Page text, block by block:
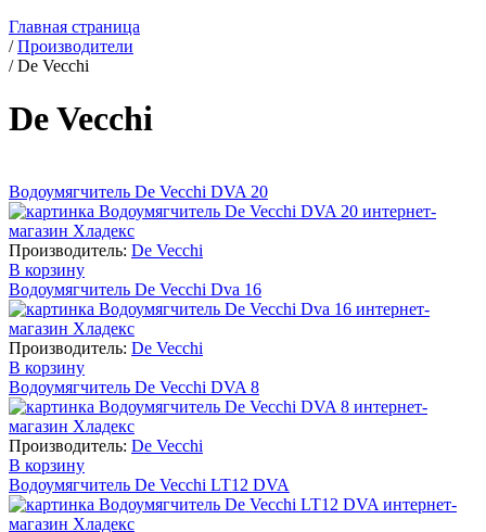
Главная страница
/Производители
/De Vecchi
De Vecchi
Водоумягчитель De Vecchi DVA 20
Производитель: De Vecchi
В корзину
Водоумягчитель De Vecchi Dva 16
Производитель: De Vecchi
В корзину
Водоумягчитель De Vecchi DVA 8
Производитель: De Vecchi
В корзину
Водоумягчитель De Vecchi LT12 DVA